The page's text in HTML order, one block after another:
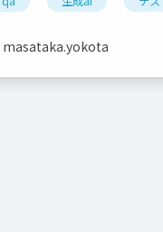
masataka.yokota